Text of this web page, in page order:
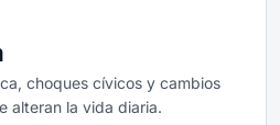
choques cívicos y cambios
alteran la vida diaria.